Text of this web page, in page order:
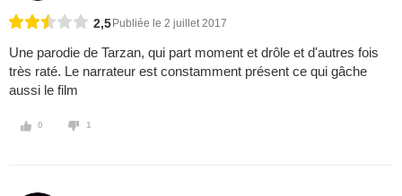
2,5 Publiée le 2 juillet 2017
Une parodie de Tarzan, qui part moment et drôle et d'autres fois
très raté. Le narrateur est constamment présent ce qui gâche
aussi le film
0 1